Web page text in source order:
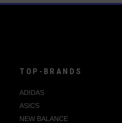
TOP-BRANDS
ADIDAS
ASICS
NEW BALANCE